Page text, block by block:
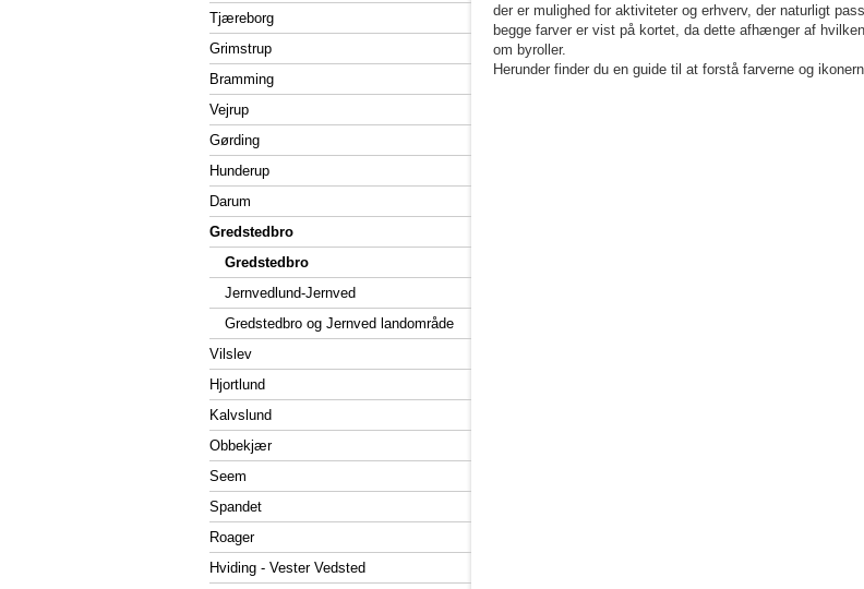
Tjæreborg
Grimstrup
Bramming
Vejrup
Gørding
Hunderup
Darum
Gredstedbro
Gredstedbro
Jernvedlund-Jernved
Gredstedbro og Jernved landområde
Vilslev
Hjortlund
Kalvslund
Obbekjær
Seem
Spandet
Roager
Hviding - Vester Vedsted
der er mulighed for aktiviteter og erhverv, der naturligt
begge farver er vist på kortet, da dette afhænger af
om byroller.
Herunder finder du en guide til at forstå farverne og